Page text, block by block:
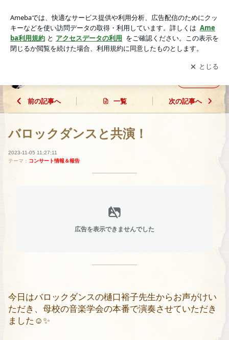
アプリをダウンロードして ブログの更新通知
を受け取りまし
ょう。
開く
前の記事へ 一覧 次の記事へ
バロックダンスと共演！
2023-11-05 11:27:11
テーマ： コンサート情報＆報告
広告を表示できませんでした
今日はバロックダンスの樋口裕子先生からお声がけい
ただき、母校の音楽学会の本番で演奏させていただき
ました☺️✨